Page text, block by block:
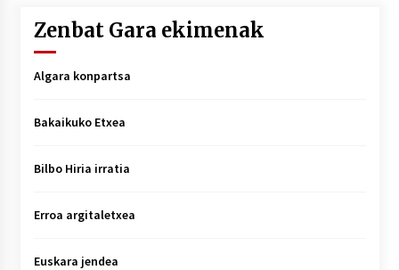
Zenbat Gara ekimenak
Algara konpartsa
Bakaikuko Etxea
Bilbo Hiria irratia
Erroa argitaletxea
Euskara jendea